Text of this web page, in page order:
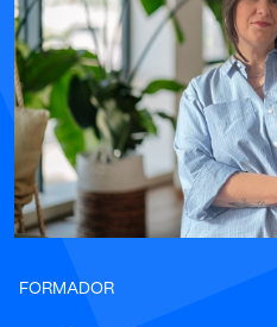
FORMADOR